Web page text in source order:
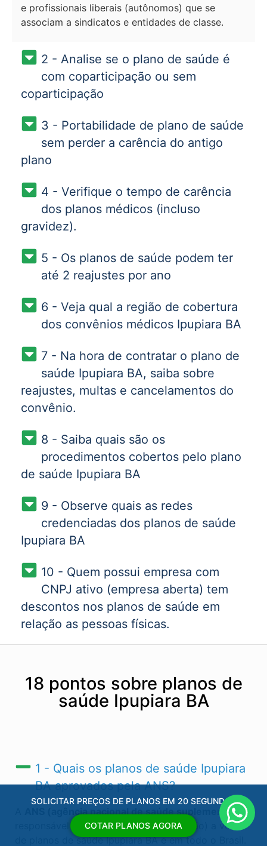
e profissionais liberais (autônomos) que se
associam a sindicatos e entidades de classe.
2 - Analise se o plano de saúde é
com coparticipação ou sem
coparticipação
3 - Portabilidade de plano de saúde
sem perder a carência do antigo
plano
4 - Verifique o tempo de carência
dos planos médicos (incluso
gravidez).
5 - Os planos de saúde podem ter
até 2 reajustes por ano
6 - Veja qual a região de cobertura
dos convênios médicos Ipupiara BA
7 - Na hora de contratar o plano de
saúde Ipupiara BA, saiba sobre
reajustes, multas e cancelamentos do
convênio.
8 - Saiba quais são os
procedimentos cobertos pelo plano
de saúde Ipupiara BA
9 - Observe quais as redes
credenciadas dos planos de saúde
Ipupiara BA
10 - Quem possui empresa com
CNPJ ativo (empresa aberta) tem
descontos nos planos de saúde em
relação as pessoas físicas.
18 pontos sobre planos de
saúde Ipupiara BA
1 - Quais os planos de saúde Ipupiara
BA​ aprovados pela ANS?
ANS (agência nacional de saúde suplementar)é
responsável por regular (autorizas ou não) a venda
de planos de saúde Ipupiara BA​ e em todo o Brasil.
SOLICITAR PREÇOS DE PLANOS EM 20 SEGUNDOS
COTAR PLANOS AGORA